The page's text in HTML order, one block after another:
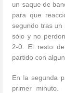
un saque de
para que
segundo tras un
sólo y no
2-0. El resto
partido con
En la segunda
primer minuto.